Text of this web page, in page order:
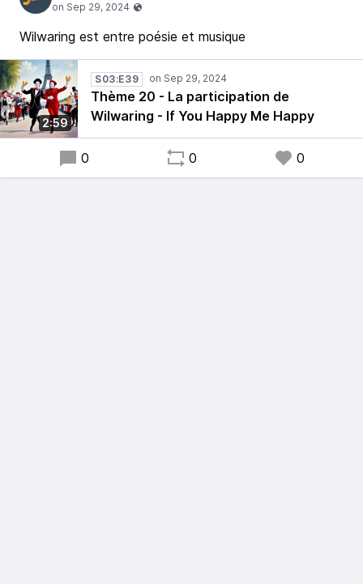
Wilwaring est entre poésie et musique
2:59
S03:E39
Thème 20 - La participation de
Wilwaring - If You Happy Me Happy
0 0 0